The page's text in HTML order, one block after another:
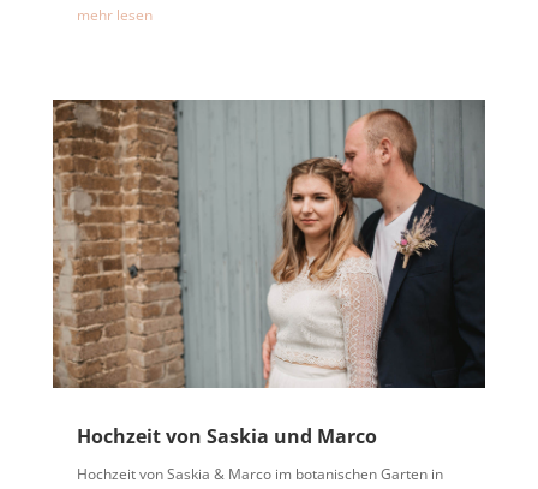
mehr lesen
Hochzeit von Saskia und Marco
Hochzeit von Saskia & Marco im botanischen Garten in